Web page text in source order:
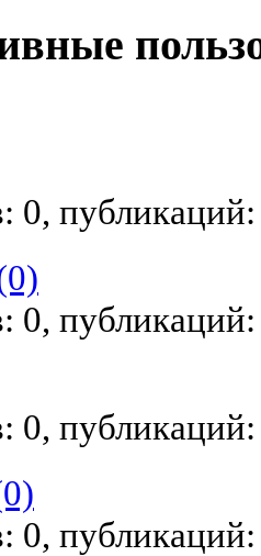
0,
0,
0,
0,